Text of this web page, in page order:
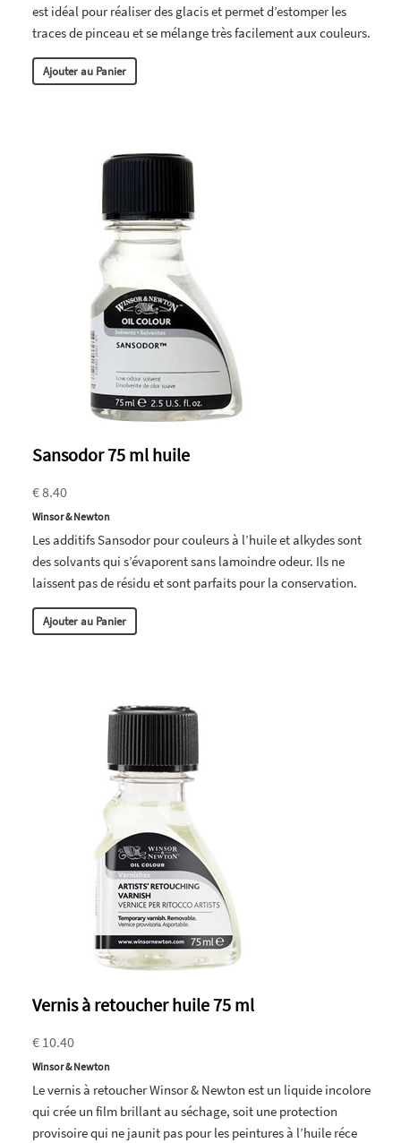
est idéal pour réaliser des glacis et permet d’estomper les
traces de pinceau et se mélange très facilement aux couleurs.
Ajouter au Panier
Sansodor 75 ml huile
€ 8.40
Winsor & Newton
Les additifs Sansodor pour couleurs à l’huile et alkydes sont
des solvants qui s’évaporent sans lamoindre odeur. Ils ne
laissent pas de résidu et sont parfaits pour la conservation.
Ajouter au Panier
Vernis à retoucher huile 75 ml
€ 10.40
Winsor & Newton
Le vernis à retoucher Winsor & Newton est un liquide incolore
qui crée un film brillant au séchage, soit une protection
provisoire qui ne jaunit pas pour les peintures à l’huile réce